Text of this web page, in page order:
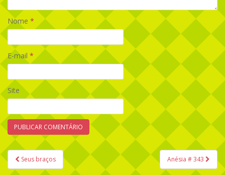
Nome *
E-mail *
Site
Navegação de Post
Seus braços Anésia # 343